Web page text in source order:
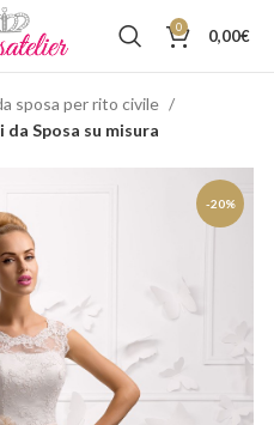
0 0,00€
sposa per rito civile
Sposa su misura
-20%